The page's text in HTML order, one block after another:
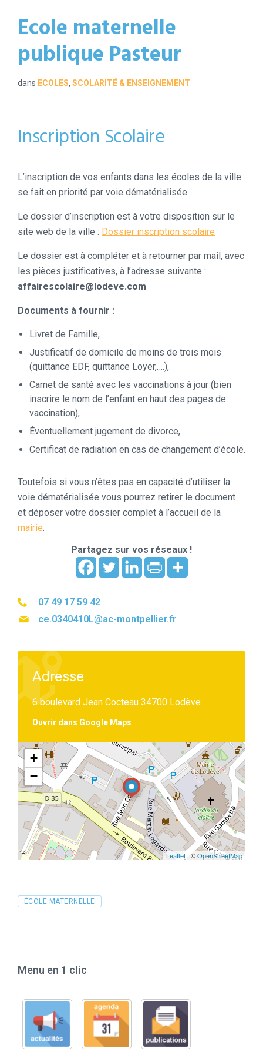
Ecole maternelle
publique Pasteur
dans ECOLES, SCOLARITÉ & ENSEIGNEMENT
Inscription Scolaire
L’inscription de vos enfants dans les écoles de la ville
se fait en priorité par voie dématérialisée.
Le dossier d’inscription est à votre disposition sur le
site web de la ville : Dossier inscription scolaire
Le dossier est à compléter et à retourner par mail, avec
les pièces justificatives, à l’adresse suivante :
affairescolaire@lodeve.com
Documents à fournir :
Livret de Famille,
Justificatif de domicile de moins de trois mois
(quittance EDF, quittance Loyer,….),
Carnet de santé avec les vaccinations à jour (bien
inscrire le nom de l’enfant en haut des pages de
vaccination),
Éventuellement jugement de divorce,
Certificat de radiation en cas de changement d’école.
Toutefois si vous n’êtes pas en capacité d’utiliser la
voie dématérialisée vous pourrez retirer le document
et déposer votre dossier complet à l’accueil de la
mairie.
Partagez sur vos réseaux !
07 49 17 59 42
ce.0340410L@ac-montpellier.fr
Adresse
6 boulevard Jean Cocteau 34700 Lodève
Ouvrir dans Google Maps
+
−
Leaflet | ©OpenStreetMap
Tags
ÉCOLE MATERNELLE
Menu en 1 clic